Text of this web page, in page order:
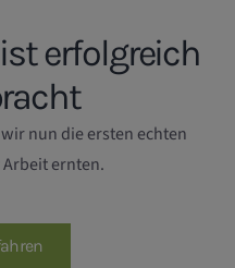
erfolgreich
nun die ersten echten
ernten.